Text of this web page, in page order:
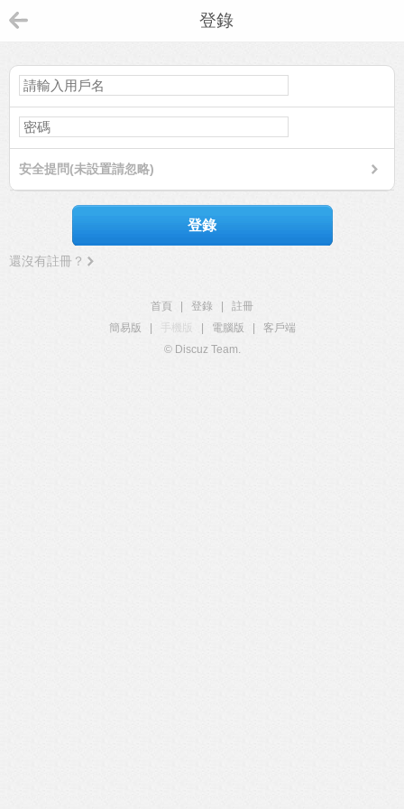
登錄
安全提問(未設置請忽略)
登錄
還沒有註冊？
首頁 登錄
註冊
簡易版
手機版 電腦版
客戶端
© Discuz Team.